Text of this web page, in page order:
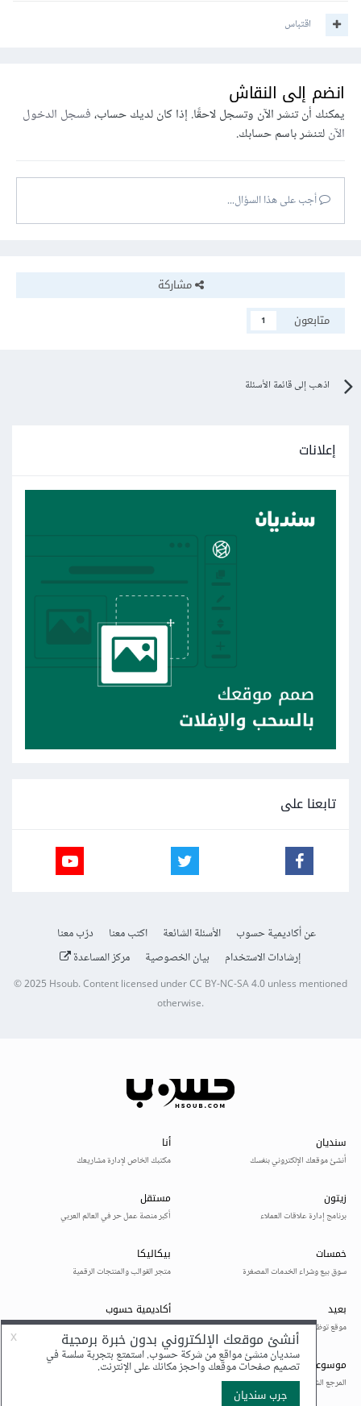
اقتباس
انضم إلى النقاش
يمكنك أن تنشر الآن وتسجل لاحقًا. إذا كان لديك حساب،فسجل الدخول
الآنلتنشر باسم حسابك.
أجب على هذا السؤال...
مشاركة
متابعون
1
اذهب إلى قائمة الأسئلة
إعلانات
تابعنا على
عن أكاديمية حسوب الأسئلة الشائعة اكتب معنا
درّب معنا
إرشادات الاستخدام
بيان الخصوصية مركز المساعدة
© 2025Hsoub.Content licensed underCC BY-NC-SA 4.0unless mentioned
otherwise.